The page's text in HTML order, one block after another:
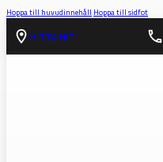
Hoppa till huvudinnehåll Hoppa till sidfot
HITTA HIT!